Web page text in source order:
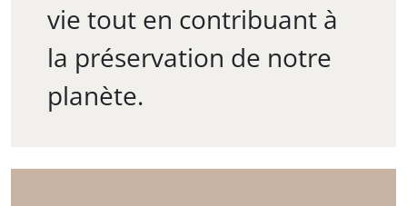
vie tout en contribuant à
la préservation de notre
planète.